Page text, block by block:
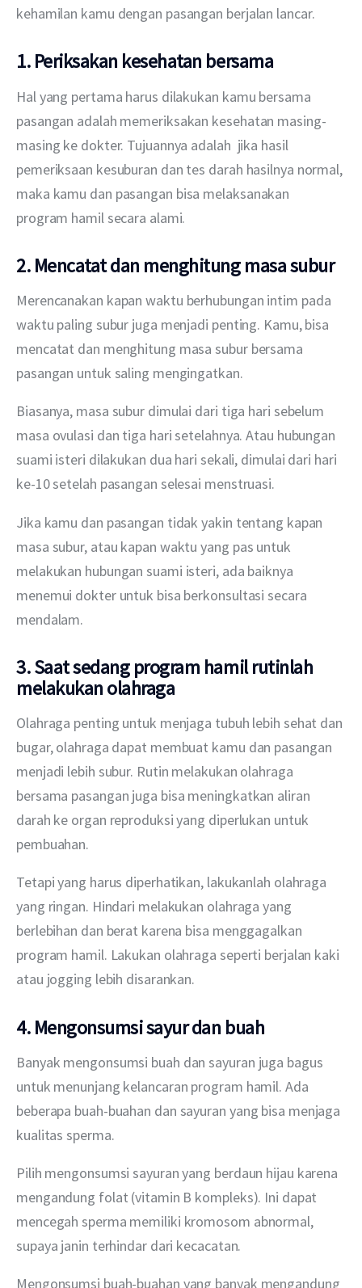
kehamilan kamu dengan pasangan berjalan lancar.
1. Periksakan kesehatan bersama
Hal yang pertama harus dilakukan kamu bersama
pasangan adalah memeriksakan kesehatan masing-
masing ke dokter. Tujuannya adalah  jika hasil
pemeriksaan kesuburan dan tes darah hasilnya normal,
maka kamu dan pasangan bisa melaksanakan
program hamil secara alami.
2.Mencatat dan menghitung masa subur
Merencanakan kapan waktu berhubungan intim pada
waktu paling subur juga menjadi penting. Kamu, bisa
mencatat dan menghitung masa subur bersama
pasangan untuk saling mengingatkan.
Biasanya, masa subur dimulai dari tiga hari sebelum
masa ovulasi dan tiga hari setelahnya. Atau hubungan
suami isteri dilakukan dua hari sekali, dimulai dari hari
ke-10 setelah pasangan selesai menstruasi.
Jika kamu dan pasangan tidak yakin tentang kapan
masa subur, atau kapan waktu yang pas untuk
melakukan hubungan suami isteri, ada baiknya
menemui dokter untuk bisa berkonsultasi secara
mendalam.
3. Saat sedang program hamil rutinlah
melakukan olahraga
Olahraga penting untuk menjaga tubuh lebih sehat dan
bugar, olahraga dapat membuat kamu dan pasangan
menjadi lebih subur. Rutin melakukan olahraga
bersama pasangan juga bisa meningkatkan aliran
darah ke organ reproduksi yang diperlukan untuk
pembuahan.
Tetapi yang harus diperhatikan, lakukanlah olahraga
yang ringan. Hindari melakukan olahraga yang
berlebihan dan berat karena bisa menggagalkan
program hamil. Lakukan olahraga seperti berjalan kaki
atau jogging lebih disarankan.
4.Mengonsumsi sayur dan buah
Banyak mengonsumsi buah dan sayuran juga bagus
untuk menunjang kelancaran program hamil. Ada
beberapa buah-buahan dan sayuran yang bisa menjaga
kualitas sperma.
Pilih mengonsumsi sayuran yang berdaun hijau karena
mengandung folat (vitamin B kompleks). Ini dapat
mencegah sperma memiliki kromosom abnormal,
supaya janin terhindar dari kecacatan.
Mengonsumsi buah-buahan yang banyak mengandung